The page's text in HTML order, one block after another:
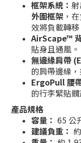
框架系統：
外圍框架 ，
效將負載轉移
AirScape™
貼身且通風。
無邊緣肩帶
的肩帶邊緣
ErgoPull 腰
的行李緊貼
產品規格
容量： 65 公
建議負重：